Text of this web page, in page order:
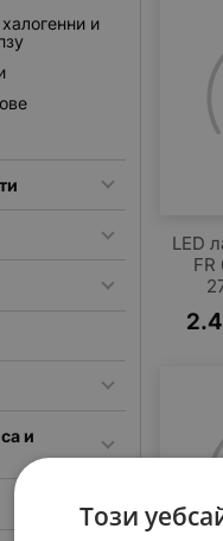
LED
FR
и
и
Този